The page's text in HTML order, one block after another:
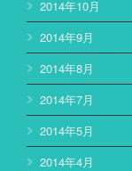
2014年10月
2014年9月
2014年8月
2014年7月
2014年5月
2014年4月